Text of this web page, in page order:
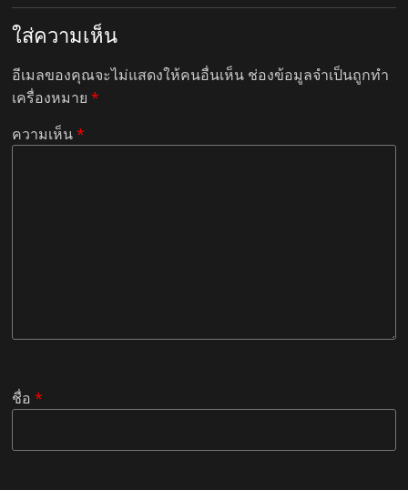
ใส่ความเห็น
อีเมลของคุณจะไม่แสดงให้คนอื่นเห็น ช่องข้อมูลจำเป็นถูกทำ
เครื่องหมาย*
ความเห็น*
ชื่อ*